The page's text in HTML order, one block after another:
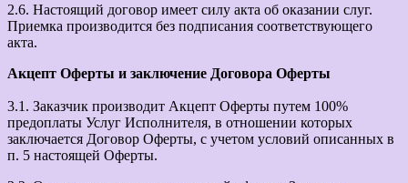
2.6. Настоящий договор имеет силу акта об оказании слуг.
Приемка производится без подписания соответствующего
акта.
Акцепт Оферты и заключение Договора Оферты
3.1. Заказчик производит Акцепт Оферты путем 100%
предоплаты Услуг Исполнителя, в отношении которых
заключается Договор Оферты, с учетом условий описанных в
п. 5 настоящей Оферты.